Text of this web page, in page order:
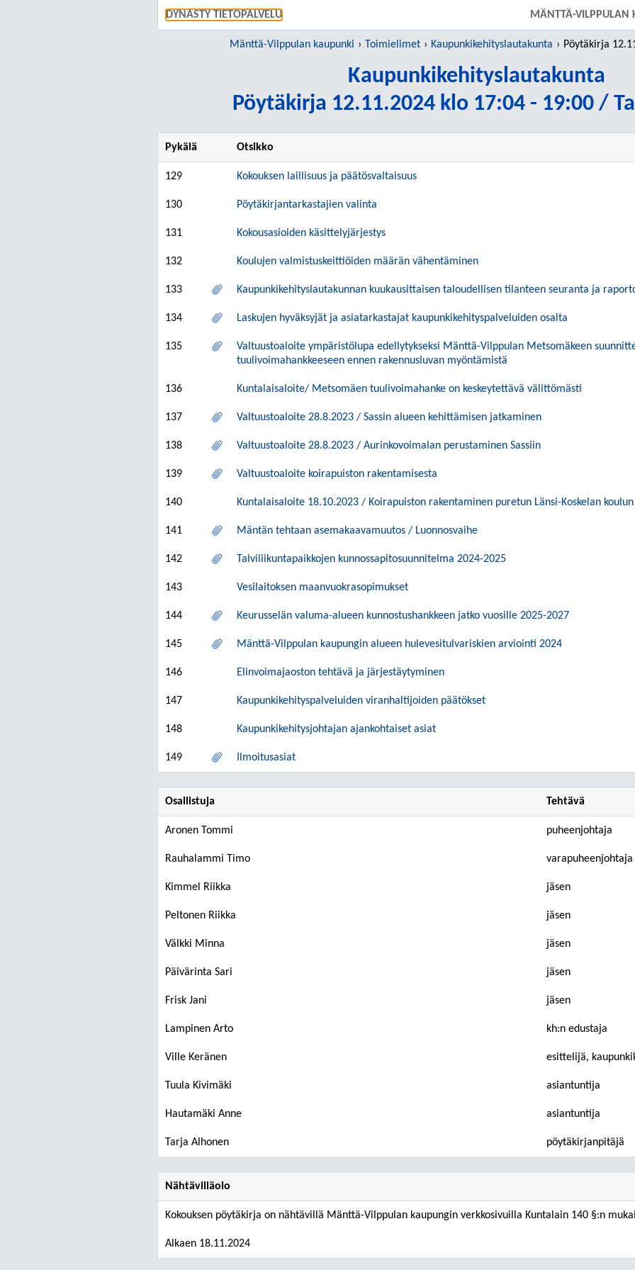
DYNASTY TIETOPALVELU SIIRRY SUORAAN PÄÄSISÄLTÖÖNMÄNTTÄ-VILPPULAN
Mänttä-Vilppulan kaupunki Toimielimet Kaupunkikehityslautakunta Pöytäkirja 12.11.2024
Kaupunkikehityslautakunta
Pöytäkirja 12.11.2024 klo 17:04 - 19:00 /
Pykälä Otsikko
129 Kokouksen laillisuus ja päätösvaltaisuus
130 Pöytäkirjantarkastajien valinta
131 Kokousasioiden käsittelyjärjestys
132 Koulujen valmistuskeittiöiden määrän vähentäminen
133 Kaupunkikehityslautakunnan kuukausittaisen taloudellisen tilanteen seuranta ja
134 Laskujen hyväksyjät ja asiatarkastajat kaupunkikehityspalveluiden osalta
135
Valtuustoaloite ympäristölupa edellytykseksi Mänttä-Vilppulan Metsomäkeen
tuulivoimahankkeeseen ennen rakennusluvan myöntämistä
136 Kuntalaisaloite/ Metsomäen tuulivoimahanke on keskeytettävä välittömästi
137 Valtuustoaloite 28.8.2023 / Sassin alueen kehittämisen jatkaminen
138 Valtuustoaloite 28.8.2023 / Aurinkovoimalan perustaminen Sassiin
139 Valtuustoaloite koirapuiston rakentamisesta
140 Kuntalaisaloite 18.10.2023 / Koirapuiston rakentaminen puretun Länsi-Koskelan
141 Mäntän tehtaan asemakaavamuutos / Luonnosvaihe
142 Talviliikuntapaikkojen kunnossapitosuunnitelma 2024-2025
143 Vesilaitoksen maanvuokrasopimukset
144 Keurusselän valuma-alueen kunnostushankkeen jatko vuosille 2025-2027
145 Mänttä-Vilppulan kaupungin alueen hulevesitulvariskien arviointi 2024
146 Elinvoimajaoston tehtävä ja järjestäytyminen
147 Kaupunkikehityspalveluiden viranhaltijoiden päätökset
148 Kaupunkikehitysjohtajan ajankohtaiset asiat
149 Ilmoitusasiat
Osallistuja Tehtävä
Aronen Tommi puheenjohtaja
Rauhalammi Timo varapuheenjohtaja
Kimmel Riikka jäsen
Peltonen Riikka jäsen
Välkki Minna jäsen
Päivärinta Sari jäsen
Frisk Jani jäsen
Lampinen Arto kh:n edustaja
Ville Keränen esittelijä,
Tuula Kivimäki asiantuntija
Hautamäki Anne asiantuntija
Tarja Alhonen pöytäkirjanpitäjä
Nähtävilläolo
Kokouksen pöytäkirja on nähtävillä Mänttä-Vilppulan kaupungin verkkosivuilla Kuntalain 140 §:n
Alkaen 18.11.2024